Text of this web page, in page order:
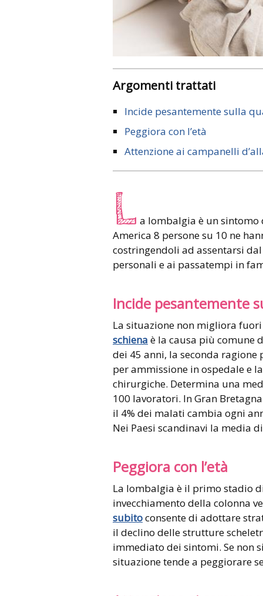
Argomenti trattati
Incide pesantemente sulla
Peggiora con l’età
Attenzione ai campanelli
L a lombalgia è un sintomo
America 8 persone su 10 ne
costringendoli ad assentarsi
personali e ai passatempi in
Incide pesantemente
La situazione non migliora
schiena è la causa più comune
dei 45 anni, la seconda
per ammissione in ospedale e
chirurgiche. Determina una
100 lavoratori. In Gran
il 4% dei malati cambia ogni
Nei Paesi scandinavi la media
Peggiora con l’età
La lombalgia è il primo stadio
invecchiamento della colonna
subitoconsente di adottare
il declino delle strutture
immediato dei sintomi. Se non
situazione tende a peggiorare